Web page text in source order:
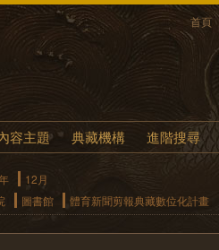
首頁
容主題 典藏機構 進階搜尋
12月
圖書館 體育新聞剪報典藏數位化計畫